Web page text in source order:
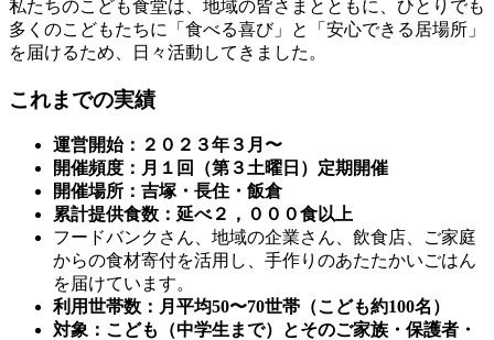
私たちのこども食堂は、地域の皆さまとともに、ひとりでも
多くのこどもたちに「食べる喜び」と「安心できる居場所」
を届けるため、日々活動してきました。
これまでの実績
運営開始：２０２３年３月〜
開催頻度：月１回（第３土曜日）定期開催
開催場所：吉塚・長住・飯倉
累計提供食数：延べ２，０００食以上
フードバンクさん、地域の企業さん、飲食店、ご家庭
からの食材寄付を活用し、手作りのあたたかいごはん
を届けています。
利用世帯数：月平均50〜70世帯（こども約100名）
対象：こども（中学生まで）とそのご家族・保護者・